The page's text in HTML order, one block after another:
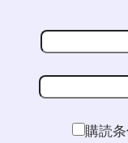
購読